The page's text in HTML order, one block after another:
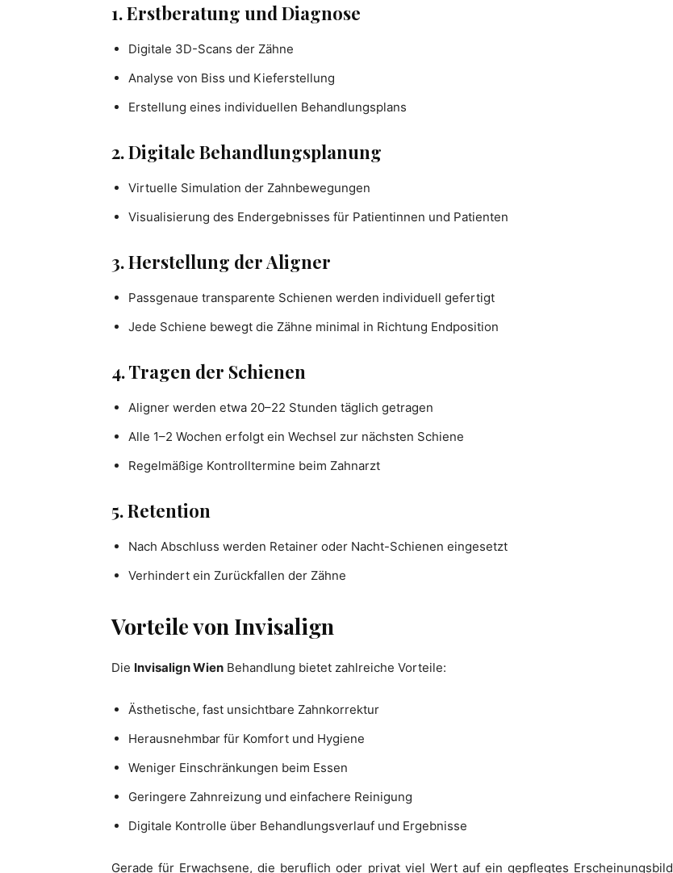
1. Erstberatung und Diagnose
Digitale 3D-Scans der Zähne
Analyse von Biss und Kieferstellung
Erstellung eines individuellen Behandlungsplans
2. Digitale Behandlungsplanung
Virtuelle Simulation der Zahnbewegungen
Visualisierung des Endergebnisses für Patientinnen und Patienten
3. Herstellung der Aligner
Passgenaue transparente Schienen werden individuell gefertigt
Jede Schiene bewegt die Zähne minimal in Richtung Endposition
4. Tragen der Schienen
Aligner werden etwa 20–22 Stunden täglich getragen
Alle 1–2 Wochen erfolgt ein Wechsel zur nächsten Schiene
Regelmäßige Kontrolltermine beim Zahnarzt
5. Retention
Nach Abschluss werden Retainer oder Nacht-Schienen eingesetzt
Verhindert ein Zurückfallen der Zähne
Vorteile von Invisalign
Die Invisalign Wien Behandlung bietet zahlreiche Vorteile:
Ästhetische, fast unsichtbare Zahnkorrektur
Herausnehmbar für Komfort und Hygiene
Weniger Einschränkungen beim Essen
Geringere Zahnreizung und einfachere Reinigung
Digitale Kontrolle über Behandlungsverlauf und Ergebnisse
Gerade für Erwachsene, die beruflich oder privat viel Wert auf ein gepflegtes Erscheinungsbild